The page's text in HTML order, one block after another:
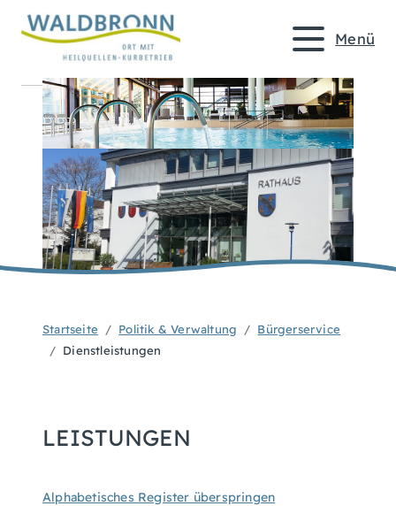
Menü
Startseite Politik & Verwaltung
Bürgerservice
Dienstleistungen
LEISTUNGEN
Alphabetisches Register überspringen